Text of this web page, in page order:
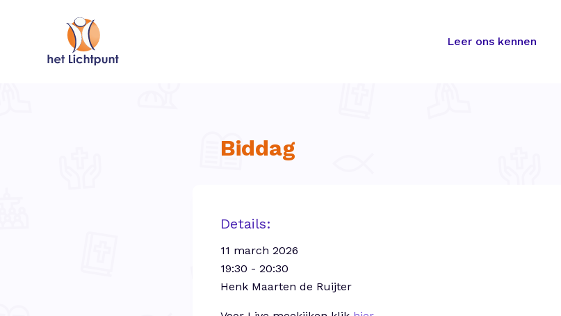
Leer ons kennen
Biddag
Details:
11 march 2026
19:30 - 20:30
Henk Maarten de Ruijter